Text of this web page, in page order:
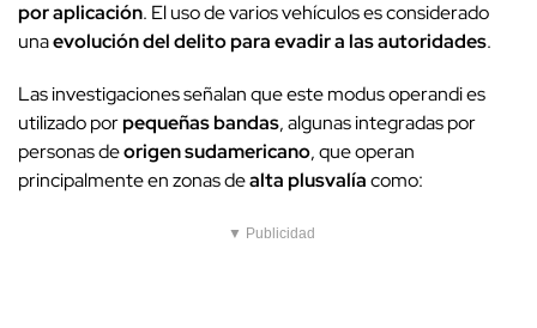
por aplicación. El uso de varios vehículos es considerado
unaevolución del delito para evadir a las autoridades.
Las investigaciones señalan que este modus operandi es
utilizado porpequeñas bandas, algunas integradas por
personas deorigen sudamericano, que operan
principalmente en zonas dealta plusvalíacomo:
▼ Publicidad